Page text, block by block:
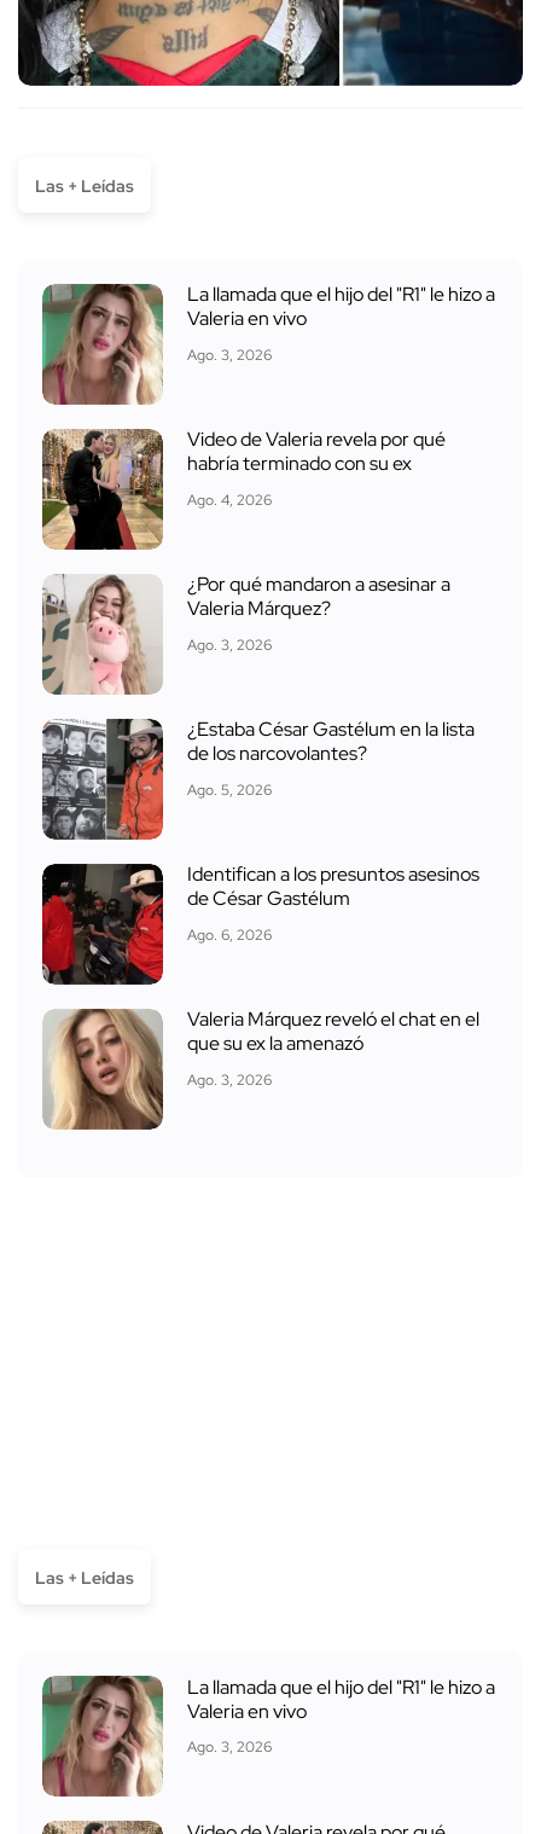
Las + Leídas
La llamada que el hijo del "R1" le hizo a
Valeria en vivo
Ago. 3, 2026
Video de Valeria revela por qué
habría terminado con su ex
Ago. 4, 2026
¿Por qué mandaron a asesinar a
Valeria Márquez?
Ago. 3, 2026
¿Estaba César Gastélum en la lista
de los narcovolantes?
Ago. 5, 2026
Identifican a los presuntos asesinos
de César Gastélum
Ago. 6, 2026
Valeria Márquez reveló el chat en el
que su ex la amenazó
Ago. 3, 2026
Las + Leídas
La llamada que el hijo del "R1" le hizo a
Valeria en vivo
Ago. 3, 2026